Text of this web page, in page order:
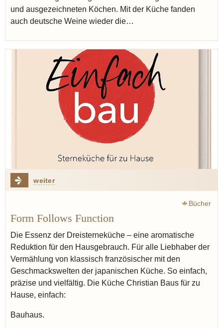
und ausgezeichneten Köchen. Mit der Küche fanden
auch deutsche Weine wieder die…
weiter
Bücher
Form Follows Function
Die Essenz der Dreisterneküche – eine aromatische
Reduktion für den Hausgebrauch. Für alle Liebhaber der
Vermählung von klassisch französischer mit den
Geschmackswelten der japanischen Küche. So einfach,
präzise und vielfältig. Die Küche Christian Baus für zu
Hause, einfach:
Bauhaus.